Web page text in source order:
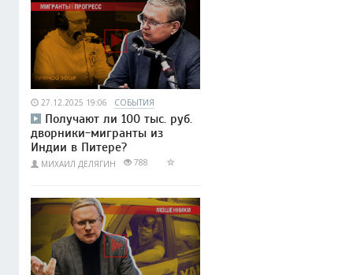
27.12.2025 19:06 СОБЫТИЯ
Получают ли 100 тыс. руб.
дворники-мигранты из
Индии в Питере?
МИХАИЛ ДЕЛЯГИН 788